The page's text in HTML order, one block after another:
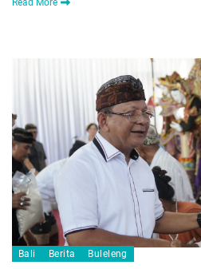
Read More
Bali Berita Buleleng